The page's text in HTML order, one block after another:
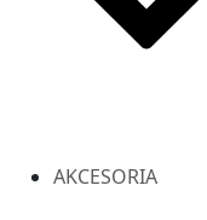
AKCESORIA